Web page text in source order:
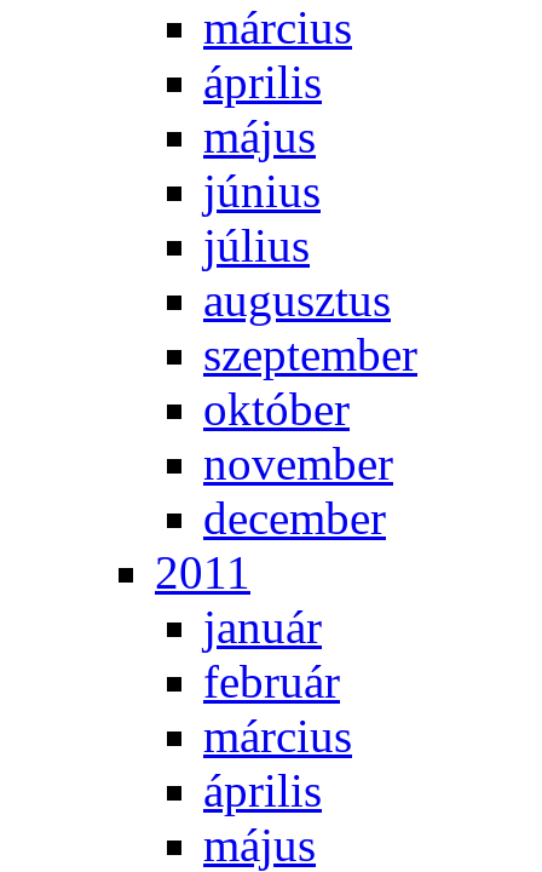
már­ci­us
áp­ri­lis
má­jus
jú­ni­us
jú­li­us
au­gusz­tus
szep­tem­ber
ok­tó­ber
no­vem­ber
de­cem­ber
2011
ja­nu­ár
feb­ru­ár
már­ci­us
áp­ri­lis
má­jus